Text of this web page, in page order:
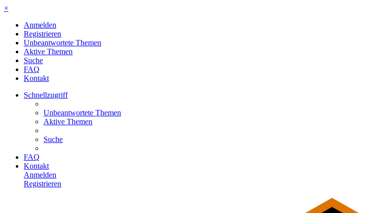
×
Anmelden
Registrieren
Unbeantwortete Themen
Aktive Themen
Suche
FAQ
Kontakt
Schnellzugriff
Unbeantwortete Themen
Aktive Themen
Suche
FAQ
Kontakt
Anmelden
Registrieren